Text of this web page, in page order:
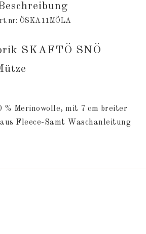
ÖSKA11MÖLA
SKAFTÖ SNÖ
% Merinowolle, mit 7 cm breiter
Fleece-Samt Waschanleitung